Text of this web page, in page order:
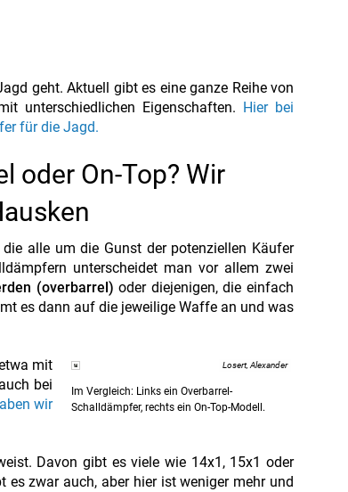
geht. Aktuell gibt es eine ganze Reihe von
unterschiedlichen Eigenschaften. Hier bei
für die Jagd.
oder On-Top? Wir
alle um die Gunst der potenziellen Käufer
unterscheidet man vor allem zwei
(overbarrel) oder diejenigen, die einfach
es dann auf die jeweilige Waffe an und was
Losert, Alexander
Im Vergleich: Links ein Overbarrel-
Schalldämpfer, rechts ein On-Top-Modell.
mit
bei
wir
Davon gibt es viele wie 14x1, 15x1 oder
es zwar auch, aber hier ist weniger mehr und